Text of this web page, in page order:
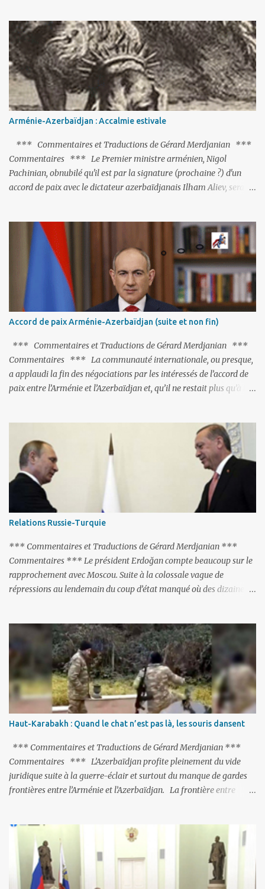
actions menées par le président Erdoğan, et pour certains sur la
réalisation du putsch lui-même.
Arménie-Azerbaïdjan : Accalmie estivale
*** Commentaires et Traductions de Gérard Merdjanian ***
Commentaires *** Le Premier ministre arménien, Nigol
Pachinian, obnubilé qu'il est par la signature (prochaine ?) d'un
accord de paix avec le dictateur azerbaïdjanais Ilham Aliev, serait
C'est hélas fort peu probable ; l'Histoire ou la Littérature ne sont
pas ses points forts, pas plus d'ailleurs que les négociations avec le
tandem turco-azéri. Faisant fi de tout ce qui précède la chute de
l'URSS, il est exclusivement intéressé par ce qu'il nomme «
l'Arménie réelle ». Même les trois présidents qu'ils l'ont précédés ne
trouvent pas grâce à ses yeux, les traitant de tous les noms, avant
de les traîner en justice. Et comme les politiciens ne lui suffisent
pas, il s'attaque aux dignitaires de l'Église arménienne, les...
Accord de paix Arménie-Azerbaïdjan (suite et non fin)
*** Commentaires et Traductions de Gérard Merdjanian ***
Commentaires *** La communauté internationale, ou presque,
a applaudi la fin des négociations par les intéressés de l’accord de
paix entre l’Arménie et l’Azerbaïdjan et, qu’il ne restait plus qu’à le
Les deux points non résolus portaient sur la renonciation aux
revendications internationales mutuelles et sur l'abstention de
déployer des représentants d'autres pays le long de la frontière
entre l'Arménie et l'Azerbaïdjan. C’est chose faite, l’Arménie a
accepté. Comme on pouvait s’y attendre, Bakou a posé de
nouvelles conditions préalables : 1- L’Arménie doit demander la
dissolution du Groupe de Minsk de l’OSCE ; 2- et surtout, elle doit
changer sa Constitution en supprimant toute allusion au
‘Karabakh’. Su...
Relations Russie-Turquie
*** Commentaires et Traductions de Gérard Merdjanian ***
Commentaires *** Le président Erdoğan compte beaucoup sur le
rapprochement avec Moscou. Suite à la colossale vague de
répressions au lendemain du coup d’état manqué où des dizaines
fermés, ses relations avec les Occidentaux se sont notablement
refroidies ; Moscou s’était abstenu de critiquer Ankara sur cette
purge massive. Avec en perspective, une épée de Damoclès
suspendue au-dessus de la tête - la fin des négociations d’adhésion
à l’UE si la peine de mort est rétablie ; Et des menaces non voilées
envers les Etats-Unis : «Si Gülen n'est pas extradé, les États-Unis
sacrifieront les relations bilatérales à cause de ce terroriste» , a
prévenu le ministre turc de la Justice, Bekir Bozdag.
Haut-Karabakh : Quand le chat n’est pas là, les souris dansent
*** Commentaires et Traductions de Gérard Merdjanian ***
Commentaires *** L’Azerbaïdjan profite pleinement du vide
juridique suite à la guerre-éclair et surtout du manque de gardes
frontières entre l’Arménie et l’Azerbaïdjan. La frontière entre
Gumri. On ne sait jamais si l’envie prenait au zigoto d’en face
d’envoyer ses chars sur Erevan (1). Si les 221km de frontière avec
le Nakhitchevan, bien que non-gardé par les Russes, ne posent pas
de problèmes majeurs, il n’en est pas de même des 566km avec